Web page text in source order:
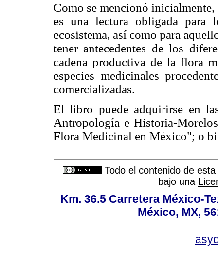
Como se mencionó
es una lectura obligada para
ecosistema, así como para
tener antecedentes de los
cadena productiva de la flora
especies medicinales
comercializadas.
El libro puede adquirirse en
Antropología e Historia-
Flora Medicinal en México"; o
Todo el contenido de
bajo una
Km. 36.5 Carretera México-
México, MX,